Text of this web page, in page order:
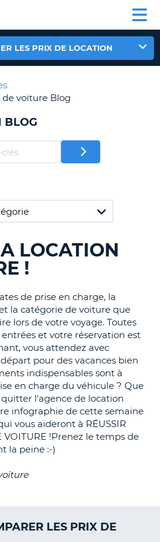
CLIENT
LES PRIX DE LOCATION
de voiture Blog
BLOG
LOCATION
!
de prise en charge, la
la catégorie de voiture que
lors de votre voyage. Toutes
et votre réservation est
vous attendez avec
pour des vacances bien
indispensables sont à
en charge du véhicule ? Que
l'agence de location
infographie de cette semaine
vous aideront à RÉUSSIR
VOITURE !Prenez le temps de
la peine :-)
LES PRIX DE